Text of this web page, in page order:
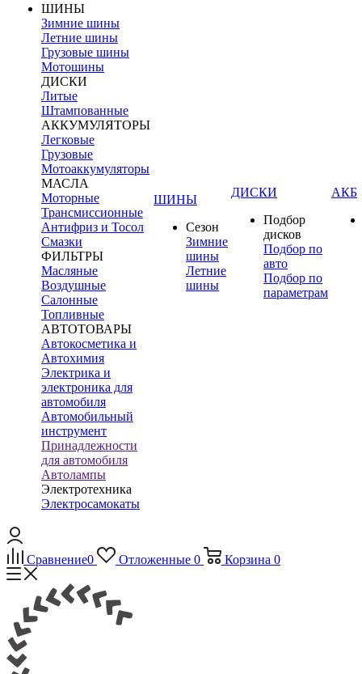
ШИНЫ
Зимние шины
Летние шины
Грузовые шины
Мотошины
ДИСКИ
Литые
Штампованные
АККУМУЛЯТОРЫ
Легковые
Грузовые
Мотоаккумуляторы
МАСЛА
Моторные
Трансмиссионные
Антифриз и Тосол
Смазки
ФИЛЬТРЫ
Масляные
Воздушные
Салонные
Топливные
АВТОТОВАРЫ
Автокосметика и
Автохимия
Электрика и
электроника для
автомобиля
Автомобильный
инструмент
Принадлежности
для автомобиля
Автолампы
Электротехника
Электросамокаты
ШИНЫ
Сезон
Зимние
шины
Летние
шины
ДИСКИ
Подбор
дисков
Подбор по
авто
Подбор по
параметрам
АКБ
Сравнение0 Отложенные 0 Корзина 0